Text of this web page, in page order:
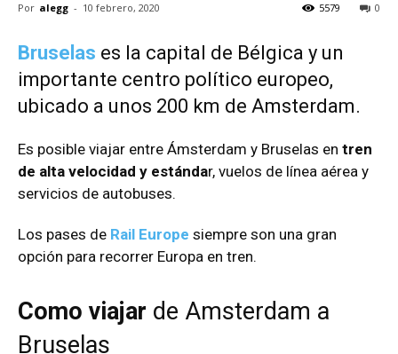
Por alegg - 10 febrero, 2020 0
5579
Bruselas es la capital de Bélgica y un
importante centro político europeo,
ubicado a unos 200 km de Amsterdam.
Es posible viajar entre Ámsterdam y Bruselas en tren
de alta velocidad y estándar, vuelos de línea aérea y
servicios de autobuses.
Los pases de Rail Europe siempre son una gran
opción para recorrer Europa en tren.
Como viajar de Amsterdam a
Bruselas